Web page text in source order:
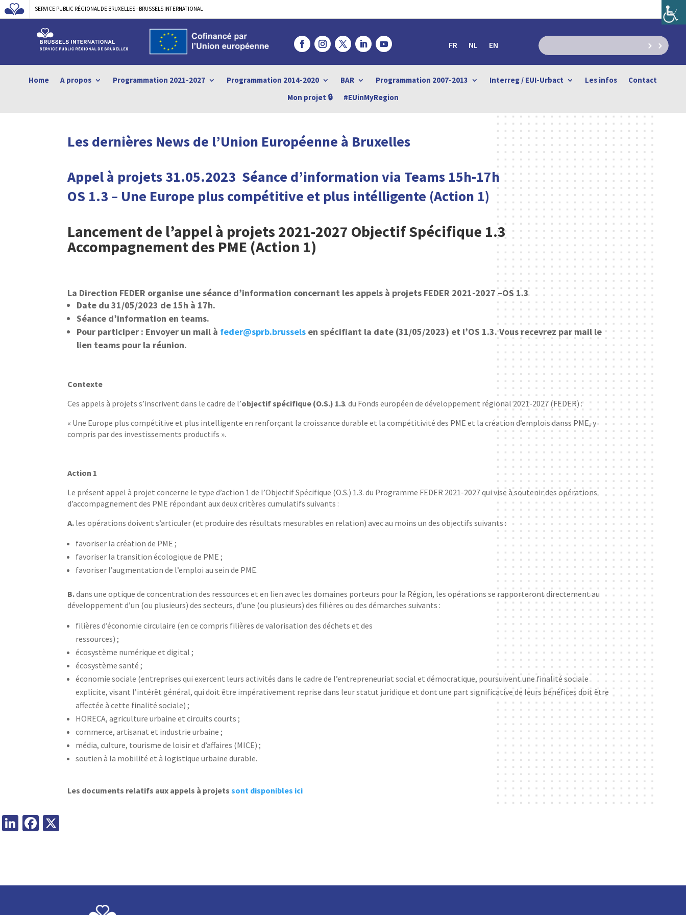
SERVICE PUBLIC RÉGIONAL DE BRUXELLES - BRUSSELS INTERNATIONAL
FR NL EN
Home A propos Programmation 2021-2027 Programmation 2014-2020 BAR Programmation 2007-2013 Interreg / EUI-Urbact Les infos
Contact
Mon projet 🔒
#EUinMyRegion
Les dernières News de l’Union Européenne à Bruxelles
Appel à projets 31.05.2023 Séance d’information via Teams 15h-17h
OS 1.3 – Une Europe plus compétitive et plus intélligente (Action 1)
Lancement de l’appel à projets 2021-2027 Objectif Spécifique 1.3
Accompagnement des PME (Action 1)
La Direction FEDER organise une séance d’information concernant les appels à projets FEDER 2021-2027 –OS 1.3
Date du 31/05/2023 de 15h à 17h.
Séance d’information en teams.
Pour participer : Envoyer un mail à feder@sprb.brussels en spécifiant la date (31/05/2023) et l’OS 1.3. Vous recevrez par mail le
lien teams pour la réunion.
Contexte
Ces appels à projets s’inscrivent dans le cadre de l’objectif spécifique (O.S.) 1.3. du Fonds européen de développement régional 2021-2027 (FEDER) :
« Une Europe plus compétitive et plus intelligente en renforçant la croissance durable et la compétitivité des PME et la création d’emplois danss PME, y
compris par des investissements productifs ».
Action 1
Le présent appel à projet concerne le type d’action 1 de l’Objectif Spécifique (O.S.) 1.3. du Programme FEDER 2021-2027 qui vise à soutenir des opérations
d’accompagnement des PME répondant aux deux critères cumulatifs suivants :
A. les opérations doivent s’articuler (et produire des résultats mesurables en relation) avec au moins un des objectifs suivants :
favoriser la création de PME ;
favoriser la transition écologique de PME ;
favoriser l’augmentation de l’emploi au sein de PME.
B.dans une optique de concentration des ressources et en lien avec les domaines porteurs pour la Région, les opérations se rapporteront directement au
développement d’un (ou plusieurs) des secteurs, d’une (ou plusieurs) des filières ou des démarches suivants :
filières d’économie circulaire (en ce compris filières de valorisation des déchets et des
ressources) ;
écosystème numérique et digital ;
écosystème santé ;
économie sociale (entreprises qui exercent leurs activités dans le cadre de l’entrepreneuriat social et démocratique, poursuivent une finalité sociale
explicite, visant l’intérêt général, qui doit être impérativement reprise dans leur statut juridique et dont une part significative de leurs bénéfices doit être
affectée à cette finalité sociale) ;
HORECA, agriculture urbaine et circuits courts ;
commerce, artisanat et industrie urbaine ;
média, culture, tourisme de loisir et d’affaires (MICE) ;
soutien à la mobilité et à logistique urbaine durable.
Les documents relatifs aux appels à projets sont disponibles ici
Li
n
Fa
o